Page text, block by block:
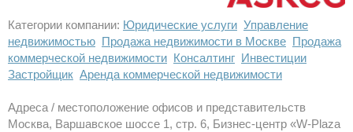
Категории компании: Юридические услуги Управление
недвижимостью Продажа недвижимости в Москве Продажа
коммерческой недвижимости Консалтинг Инвестиции
Застройщик Аренда коммерческой недвижимости
Адреса / местоположение офисов и представительств
Москва, Варшавское шоссе 1, стр. 6, Бизнес-центр «W-Plaza